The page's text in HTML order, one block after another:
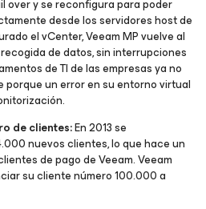
over y se reconfigura para poder
desde los servidores host de
el vCenter, Veeam MP vuelve al
de datos, sin interrupciones
de TI de las empresas ya no
un error en su entorno virtual
de clientes:En 2013 se
nuevos clientes, lo que hace un
de pago de Veeam. Veeam
su cliente número 100.000 a